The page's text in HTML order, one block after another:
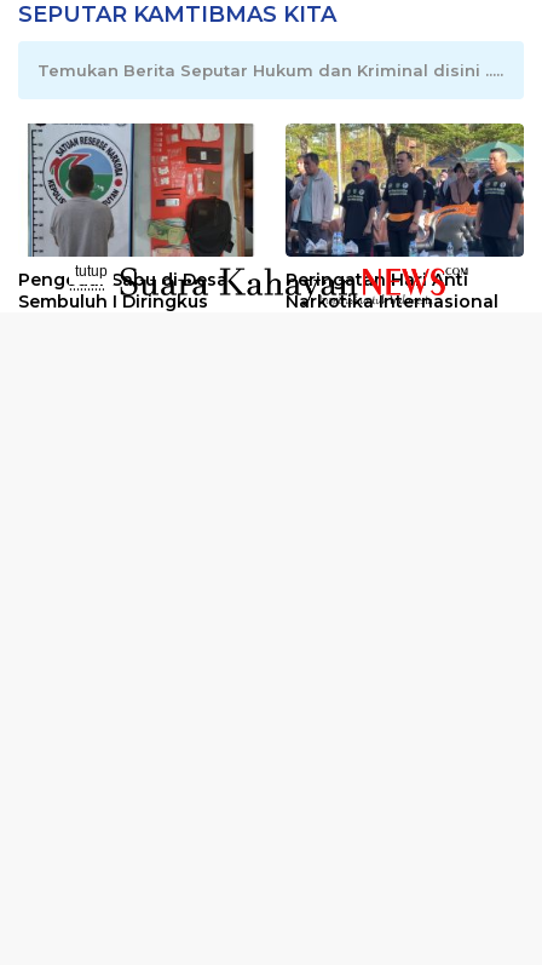
SEPUTAR KAMTIBMAS KITA
Temukan Berita Seputar Hukum dan Kriminal disini .....
Pengedar Sabu di Desa
Sembuluh I Diringkus
Peringatan Hari Anti
Narkotika Internasional
tutup
..........